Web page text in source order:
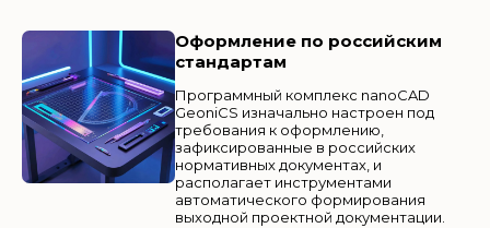
Оформление по российским
стандартам
Программный комплекс nanoCAD
GeoniCS изначально настроен под
требования к оформлению,
зафиксированные в российских
нормативных документах, и
располагает инструментами
автоматического формирования
выходной проектной документации.